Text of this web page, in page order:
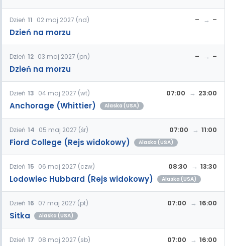
Dzień 11 02 maj 2027 (nd)
Dzień na morzu
– –
Dzień 12 03 maj 2027 (pn)
Dzień na morzu
– –
Dzień 13 04 maj 2027 (wt)
Anchorage (Whittier) Alaska (USA)
07:00 23:00
Dzień 14 05 maj 2027 (śr)
Fiord College (Rejs widokowy) Alaska (USA)
07:00 11:00
Dzień 15 06 maj 2027 (czw)
Lodowiec Hubbard (Rejs widokowy) Alaska (USA)
08:30 13:30
Dzień 16 07 maj 2027 (pt)
Sitka Alaska (USA)
07:00 16:00
Dzień 17 08 maj 2027 (sb) 07:00 16:00